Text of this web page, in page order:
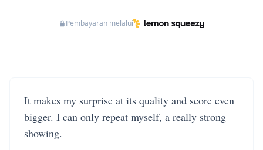
Pembayaran melalui
It makes my surprise at its quality and score even
bigger. I can only repeat myself, a really strong
showing.